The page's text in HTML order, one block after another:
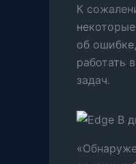
К
об
работать
задач.